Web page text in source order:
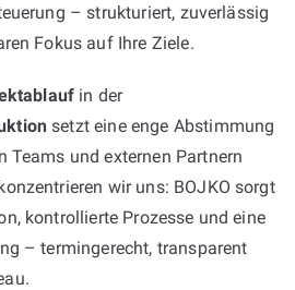
– strukturiert, zuverlässig
Fokus auf Ihre Ziele.
in der
setzt eine enge Abstimmung
Teams und externen Partnern
wir uns: BOJKO sorgt
kontrollierte Prozesse und eine
– termingerecht, transparent